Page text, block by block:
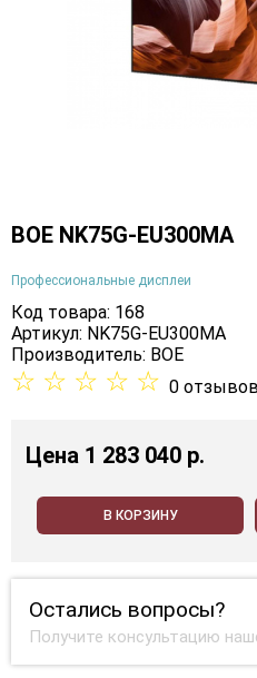
BOE NK75G-EU300MA
Профессиональные дисплеи
Код товара: 168
Артикул: NK75G-EU300MA
Производитель: BOE
☆ ☆ ☆ ☆ ☆ 0 отзывов
Цена 1 283 040 p.
В КОРЗИНУ
Остались вопросы?
Получите консультацию